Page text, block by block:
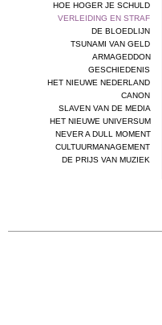
HOE HOGER JE SCHULD
VERLEIDING EN STRAF
DE BLOEDLIJN
TSUNAMI VAN GELD
ARMAGEDDON
GESCHIEDENIS
HET NIEUWE NEDERLAND
CANON
SLAVEN VAN DE MEDIA
HET NIEUWE UNIVERSUM
NEVER A DULL MOMENT
CULTUURMANAGEMENT
DE PRIJS VAN MUZIEK